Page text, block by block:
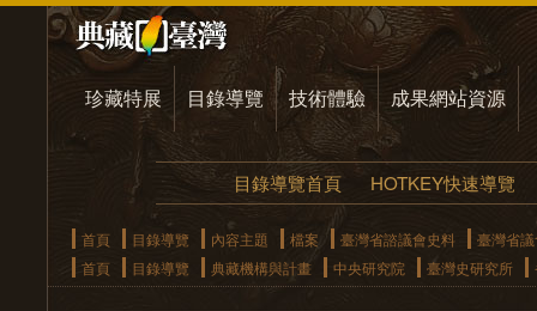
珍藏特展 目錄導覽 技術體驗 成果網站資源
目錄導覽首頁 HOTKEY快速導覽
首頁 目錄導覽 內容主題 檔案 臺灣省諮議會史料
臺灣省
首頁
目錄導覽 典藏機構與計畫 中央研究院 臺灣史研究所